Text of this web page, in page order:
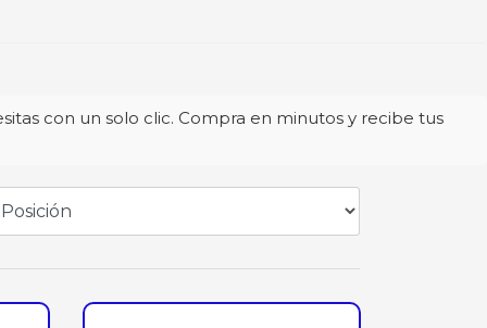
con un solo clic. Compra en minutos y recibe tus